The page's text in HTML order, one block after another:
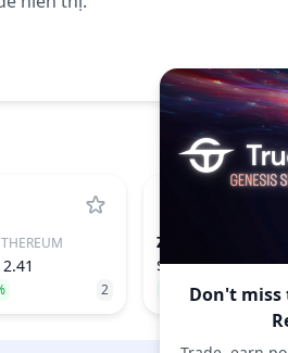
2
ZK
$0.00796
1.46%Don't miss